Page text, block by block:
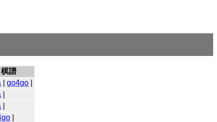
棋譜
|go4go